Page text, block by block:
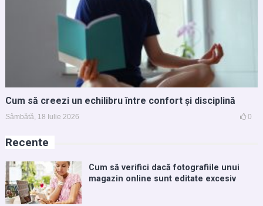
Cum să creezi un echilibru între confort și disciplină
Sâmbătă, 18 Iulie 2026 0
Recente
Cum să verifici dacă fotografiile unui
magazin online sunt editate excesiv